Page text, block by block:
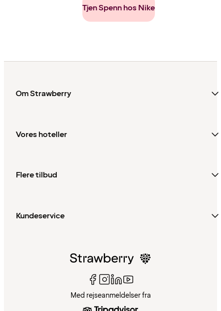
Tjen Spenn hos Nike
Om Strawberry
Vores hoteller
Flere tilbud
Kundeservice
Med rejseanmeldelser fra